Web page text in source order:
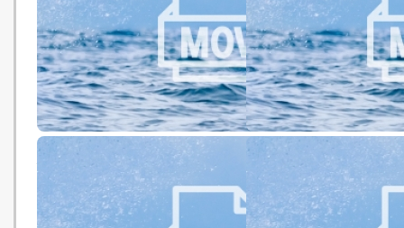
低碳旅遊 小學生組 優異獎 綠色微
電影節2017：綠色微電影比賽
2077 小學生組 季軍 綠色
節2017：綠色微電影比賽